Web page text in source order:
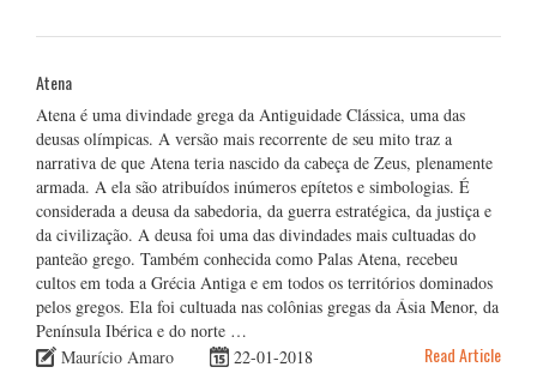
Atena
Atena é uma divindade grega da Antiguidade Clássica, uma das
deusas olímpicas. A versão mais recorrente de seu mito traz a
narrativa de que Atena teria nascido da cabeça de Zeus, plenamente
armada. A ela são atribuídos inúmeros epítetos e simbologias. É
considerada a deusa da sabedoria, da guerra estratégica, da justiça e
da civilização. A deusa foi uma das divindades mais cultuadas do
panteão grego. Também conhecida como Palas Atena, recebeu
cultos em toda a Grécia Antiga e em todos os territórios dominados
pelos gregos. Ela foi cultuada nas colônias gregas da Ásia Menor, da
Península Ibérica e do norte …
Maurício Amaro
22-01-2018 Read Article